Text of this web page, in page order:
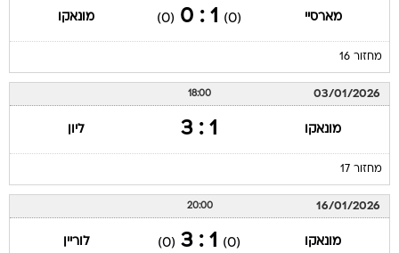
מארסיי (0)
1 : 0
(0) מונאקו
מחזור 16
03/01/2026
18:00
מונאקו 1 : 3 ליון
מחזור 17
16/01/2026
20:00
מונאקו (0)
1 : 3
(0) לוריין